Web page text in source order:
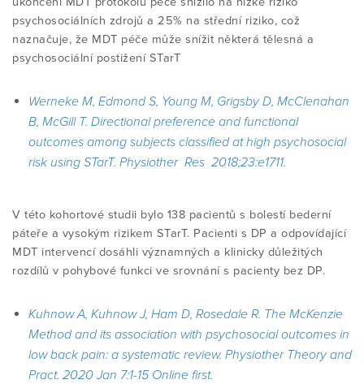
psychosociálních zdrojů a 25% na střední riziko, což
naznačuje, že MDT péče může snížit některá tělesná a
psychosociální postižení STarT
Werneke M, Edmond S, Young M, Grigsby D, McClenahan
B, McGill T. Directional preference and functional
outcomes among subjects classified at high psychosocial
risk using STarT. Physiother Res 2018;23:e1711.
V této kohortové studii bylo 138 pacientů s bolestí bederní
páteře a vysokým rizikem STarT. Pacienti s DP a odpovídající
MDT intervencí dosáhli významných a klinicky důležitých
rozdílů v pohybové funkci ve srovnání s pacienty bez DP.
Kuhnow A, Kuhnow J, Ham D, Rosedale R. The McKenzie
Method and its association with psychosocial outcomes in
low back pain: a systematic review. Physiother Theory and
Pract. 2020 Jan 7:1-15 Online first.